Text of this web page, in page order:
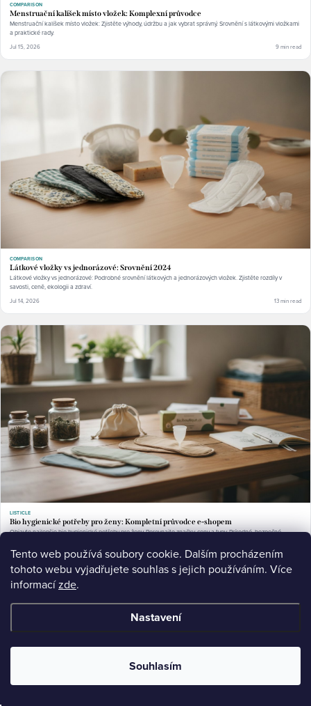
Tento web používá soubory cookie. Dalším procházením
tohoto webu vyjadřujete souhlas s jejich používáním. Více
informacízde.
Nastavení
Souhlasím
COMPARISON
Menstruační kalíšek místo vložek: Komplexní průvodce
Menstruační kalíšek místo vložek: Zjistěte výhody, údržbu a jak vybrat správný. Srovnění s látkovými vložkami
a praktické rady.
Jul 15, 2026 9 min read
COMPARISON
Látkové vložky vs jednorázové: Srovnění 2024
Látkové vložky vs jednorázové: Podrobné srovnění látkových a jednorázových vložek. Zjistěte rozdíly v
savosti, ceně, ekologii a zdraví.
Jul 14, 2026 13 min read
LISTICLE
Bio hygienické potřeby pro ženy: Kompletní průvodce e-shopem
Objavte najlepšie bio hygienické potřeby pre ženy. Porovnajte značky, ceny a typy. Prírodné, bezpečné
Jul 13, 2026 11 min read